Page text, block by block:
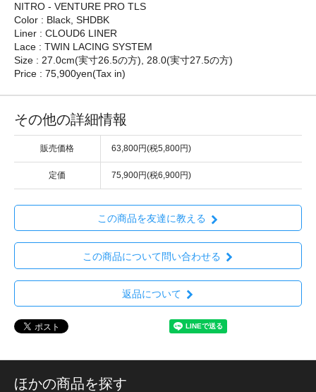
NITRO - VENTURE PRO TLS
Color : Black, SHDBK
Liner : CLOUD6 LINER
Lace : TWIN LACING SYSTEM
Size : 27.0cm(実寸26.5の方), 28.0(実寸27.5の方)
Price : 75,900yen(Tax in)
その他の詳細情報
販売価格 63,800円(税5,800円)
定価 75,900円(税6,900円)
この商品を友達に教える
この商品について問い合わせる
返品について
ほかの商品を探す